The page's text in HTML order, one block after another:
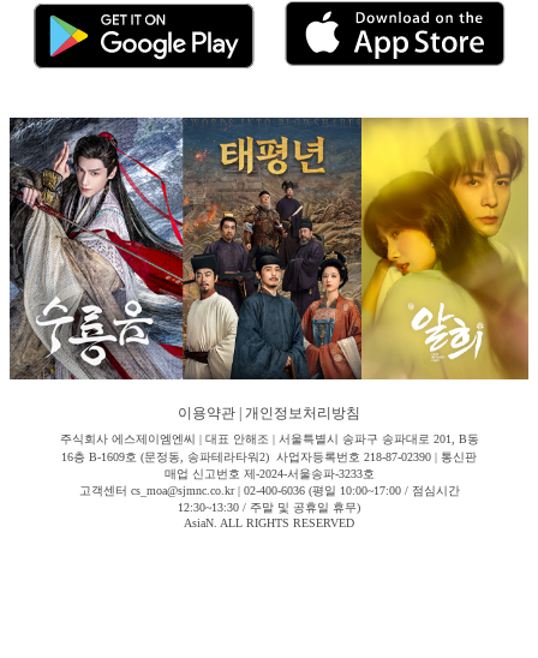
이용약관 개인정보처리방침
주식회사 에스제이엠엔씨 | 대표 안해조 | 서울특별시 송파구 송파대로 201, B동
16층 B-1609호 (문정동, 송파테라타워2) 사업자등록번호 218-87-02390 | 통신판
매업 신고번호 제-2024-서울송파-3233호
고객센터 cs_moa@sjmnc.co.kr | 02-400-6036 (평일 10:00~17:00 / 점심시간
12:30~13:30 / 주말 및 공휴일 휴무)
AsiaN. ALL RIGHTS RESERVED